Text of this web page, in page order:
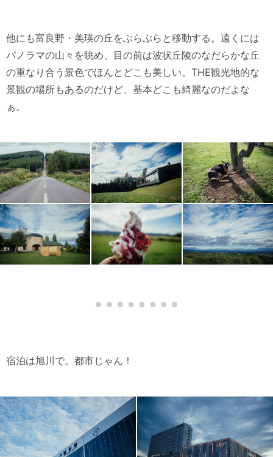
他にも富良野・美瑛の丘をぶらぶらと移動する。遠くには
パノラマの山々を眺め、目の前は波状丘陵のなだらかな丘
の重なり合う景色でほんとどこも美しい。THE観光地的な
景観の場所もあるのだけど、基本どこも綺麗なのだよな
ぁ。
宿泊は旭川で。都市じゃん！